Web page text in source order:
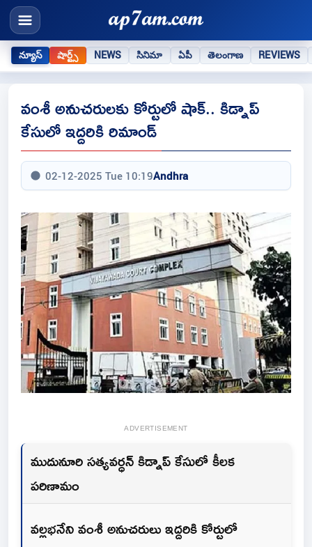
న్యూస్ షార్ట్స్ NEWS సినిమా ఏపీ తెలంగాణ REVIEWS
వంశీ అనుచరులకు కోర్టులో షాక్.. కిడ్నాప్
కేసులో ఇద్దరికి రిమాండ్
02-12-2025 Tue 10:19Andhra
ADVERTISEMENT
ముదునూరి సత్యవర్ధన్‌ కిడ్నాప్‌ కేసులో కీలక
పరిణామం
వల్లభనేని వంశీ అనుచరులు ఇద్దరికి కోర్టులో